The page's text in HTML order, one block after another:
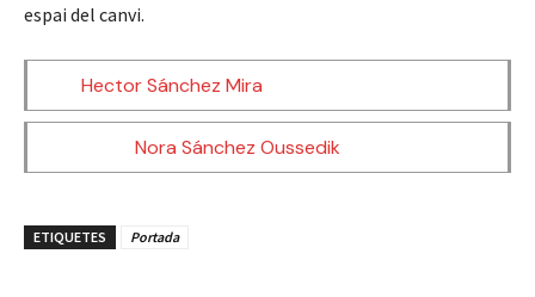
espai del canvi.
Hector Sánchez Mira
Nora Sánchez Oussedik
ETIQUETES Portada